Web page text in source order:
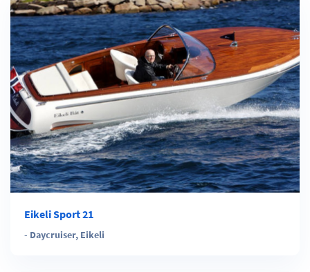
Eikeli Sport 21
- Daycruiser, Eikeli